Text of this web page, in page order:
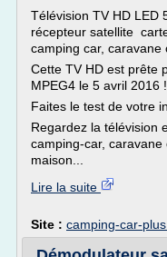
Télévision TV HD LED
récepteur satellite
camping car, caravane
Cette TV HD est prête
MPEG4 le 5 avril 2016 !
Faites le test de votre
Regardez la télévision
camping-car,
maison...
Lire la suite
Site : camping-car-